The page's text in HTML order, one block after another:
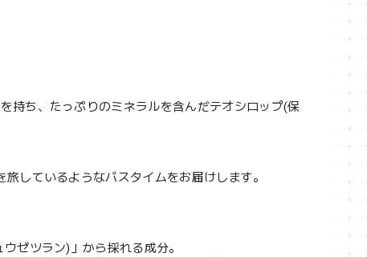
持ち、たっぷりのミネラルを含んだテオシロップ(保
しているようなバスタイムをお届けします。
ゼツラン)」から採れる成分。